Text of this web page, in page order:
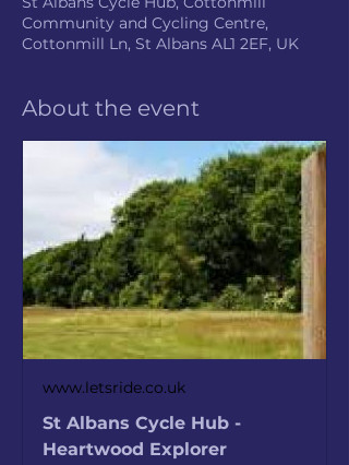
Community and Cycling Centre,
Cottonmill Ln, St Albans AL1 2EF, UK
About the event
www.letsride.co.uk
St Albans Cycle Hub -
Heartwood Explorer